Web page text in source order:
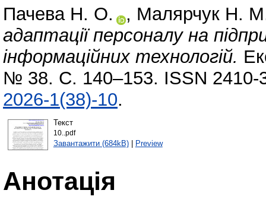
Пачева Н. О. , Малярчук Н.
адаптації персоналу на
інформаційних технологій.
№ 38. С. 140–153. ISSN 2410-
2026-1(38)-10.
Текст
10..pdf
Завантажити (684kB)| Preview
Анотація